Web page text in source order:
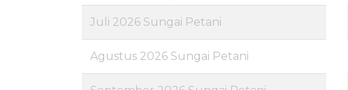
Juli 2026 Sungai Petani
Agustus 2026 Sungai Petani